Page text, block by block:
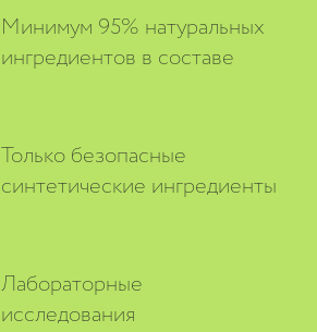
Минимум 95% натуральных
ингредиентов в составе
Только безопасные
синтетические ингредиенты
Лабораторные
исследования